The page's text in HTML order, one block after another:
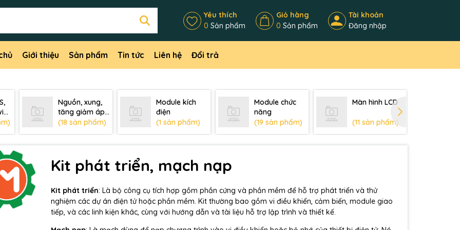
Yêu thích
0 Sản phẩm
Giỏ hàng
0 Sản phẩm
Tài khoản
Đăng nhập
Giới thiệu Sản phẩm Tin tức Liên hệ Đổi trả
Nguồn, xung,
tăng giảm áp,
sạc, pin
(18 sản phẩm)
Module kích
điện
(1 sản phẩm)
Module chức
năng
(19 sản phẩm)
Màn hình LCD
(11 sản phẩm)
Kit phát triển, mạch nạp
Kit phát triển: Là bộ công cụ tích hợp gồm phần cứng và phần mềm để hỗ trợ phát triển và thử
nghiệm các dự án điện tử hoặc phần mềm. Kit thường bao gồm vi điều khiển, cảm biến, module giao
tiếp, và các linh kiện khác, cùng với hướng dẫn và tài liệu hỗ trợ lập trình và thiết kế.